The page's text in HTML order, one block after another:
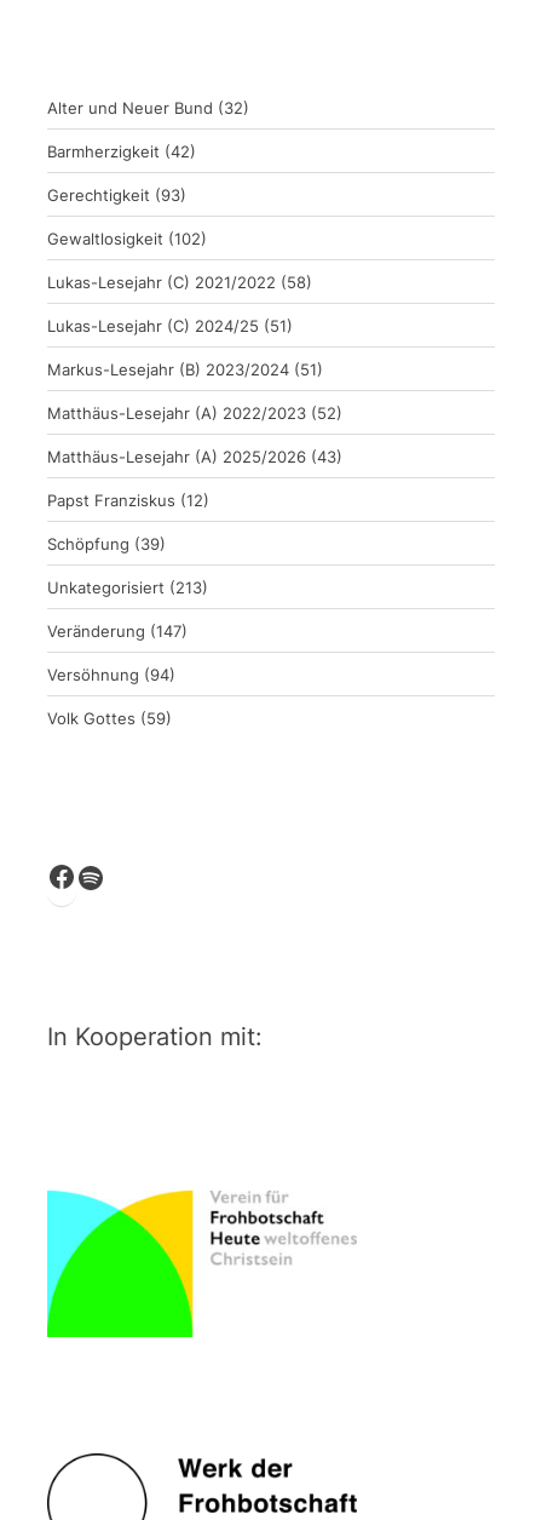
Alter und Neuer Bund (32)
Barmherzigkeit (42)
Gerechtigkeit (93)
Gewaltlosigkeit (102)
Lukas-Lesejahr (C) 2021/2022 (58)
Lukas-Lesejahr (C) 2024/25 (51)
Markus-Lesejahr (B) 2023/2024 (51)
Matthäus-Lesejahr (A) 2022/2023 (52)
Matthäus-Lesejahr (A) 2025/2026 (43)
Papst Franziskus (12)
Schöpfung (39)
Unkategorisiert (213)
Veränderung (147)
Versöhnung (94)
Volk Gottes (59)
Facebook
Spotify
In Kooperation mit: